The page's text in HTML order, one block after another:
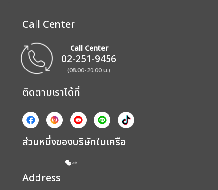
Call Center
Call Center
02-251-9456
(08.00-20.00 น.)
ติดตามเราได้ที่
ส่วนหนึ่งของบริษัทในเครือ
Address